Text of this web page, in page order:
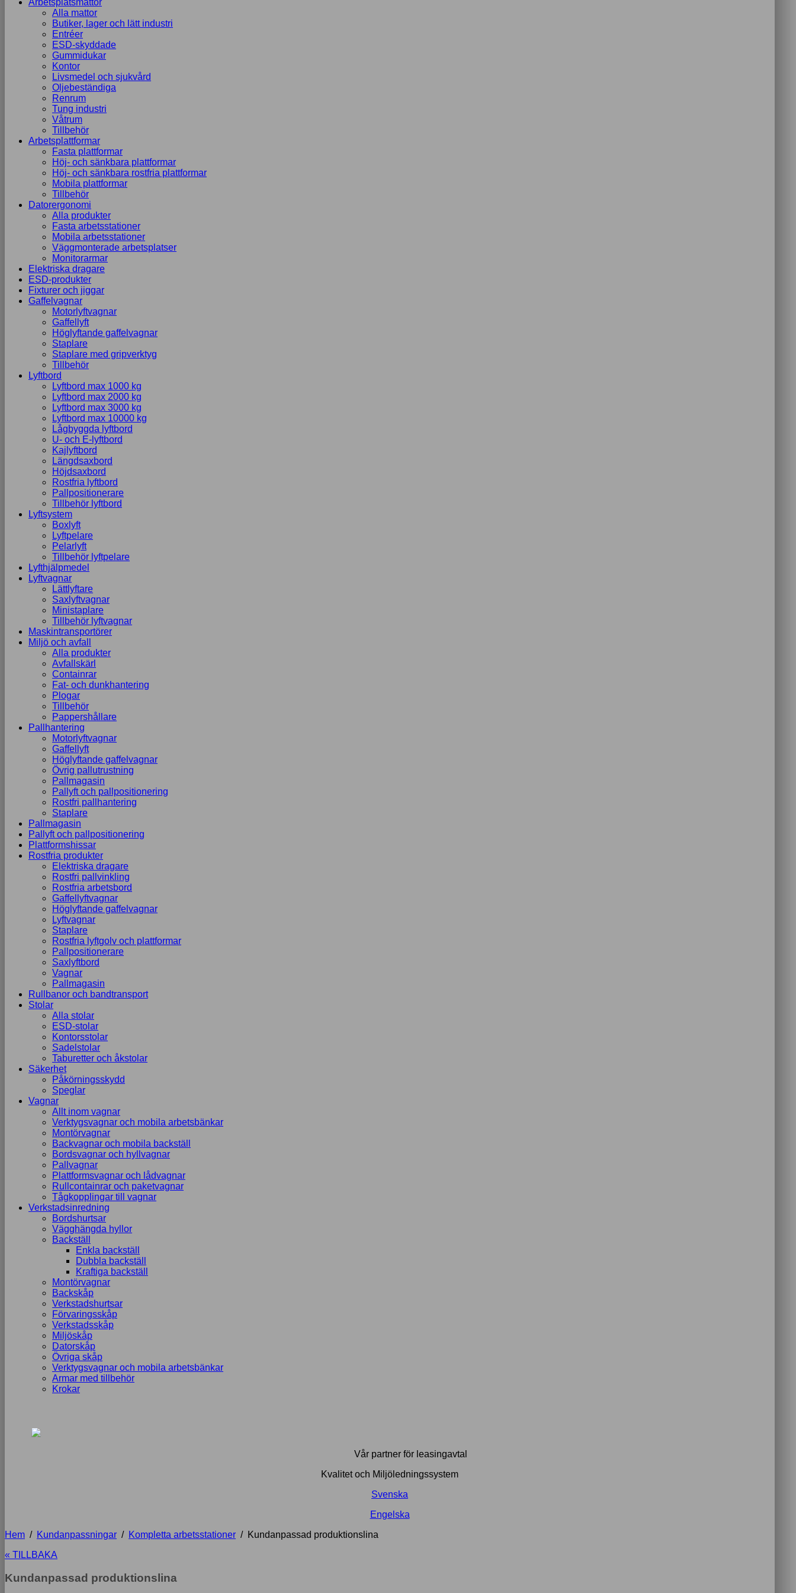
Arbetsplatsmattor
Alla mattor
Butiker, lager och lätt industri
Entréer
ESD-skyddade
Gummidukar
Kontor
Livsmedel och sjukvård
Oljebeständiga
Renrum
Tung industri
Våtrum
Tillbehör
Arbetsplattformar
Fasta plattformar
Höj- och sänkbara plattformar
Höj- och sänkbara rostfria plattformar
Mobila plattformar
Tillbehör
Datorergonomi
Alla produkter
Fasta arbetsstationer
Mobila arbetsstationer
Väggmonterade arbetsplatser
Monitorarmar
Elektriska dragare
ESD-produkter
Fixturer och jiggar
Gaffelvagnar
Motorlyftvagnar
Gaffellyft
Höglyftande gaffelvagnar
Staplare
Staplare med gripverktyg
Tillbehör
Lyftbord
Lyftbord max 1000 kg
Lyftbord max 2000 kg
Lyftbord max 3000 kg
Lyftbord max 10000 kg
Lågbyggda lyftbord
U- och E-lyftbord
Kajlyftbord
Längdsaxbord
Höjdsaxbord
Rostfria lyftbord
Pallpositionerare
Tillbehör lyftbord
Lyftsystem
Boxlyft
Lyftpelare
Pelarlyft
Tillbehör lyftpelare
Lyfthjälpmedel
Lyftvagnar
Lättlyftare
Saxlyftvagnar
Ministaplare
Tillbehör lyftvagnar
Maskintransportörer
Miljö och avfall
Alla produkter
Avfallskärl
Containrar
Fat- och dunkhantering
Plogar
Tillbehör
Pappershållare
Pallhantering
Motorlyftvagnar
Gaffellyft
Höglyftande gaffelvagnar
Övrig pallutrustning
Pallmagasin
Pallyft och pallpositionering
Rostfri pallhantering
Staplare
Pallmagasin
Pallyft och pallpositionering
Plattformshissar
Rostfria produkter
Elektriska dragare
Rostfri pallvinkling
Rostfria arbetsbord
Gaffellyftvagnar
Höglyftande gaffelvagnar
Lyftvagnar
Staplare
Rostfria lyftgolv och plattformar
Pallpositionerare
Saxlyftbord
Vagnar
Pallmagasin
Rullbanor och bandtransport
Stolar
Alla stolar
ESD-stolar
Kontorsstolar
Sadelstolar
Taburetter och åkstolar
Säkerhet
Påkörningsskydd
Speglar
Vagnar
Allt inom vagnar
Verktygsvagnar och mobila arbetsbänkar
Montörvagnar
Backvagnar och mobila backställ
Bordsvagnar och hyllvagnar
Pallvagnar
Plattformsvagnar och lådvagnar
Rullcontainrar och paketvagnar
Tågkopplingar till vagnar
Verkstadsinredning
Bordshurtsar
Vägghängda hyllor
Backställ
Enkla backställ
Dubbla backställ
Kraftiga backställ
Montörvagnar
Backskåp
Verkstadshurtsar
Förvaringsskåp
Verkstadsskåp
Miljöskåp
Datorskåp
Övriga skåp
Verktygsvagnar och mobila arbetsbänkar
Armar med tillbehör
Krokar
Vår partner för leasingavtal
Kvalitet och Miljöledningssystem
Svenska
Engelska
Hem / Kundanpassningar / Kompletta arbetsstationer / Kundanpassad produktionslina
« TILLBAKA
Kundanpassad produktionslina